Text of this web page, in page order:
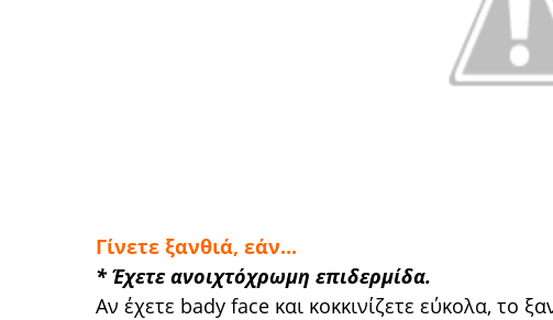
Γίνετε ξανθιά, εάν...
* Έχετε ανοιχτόχρωμη επιδερμίδα.
Αν έχετε bady face και κοκκινίζετε εύκολα, το